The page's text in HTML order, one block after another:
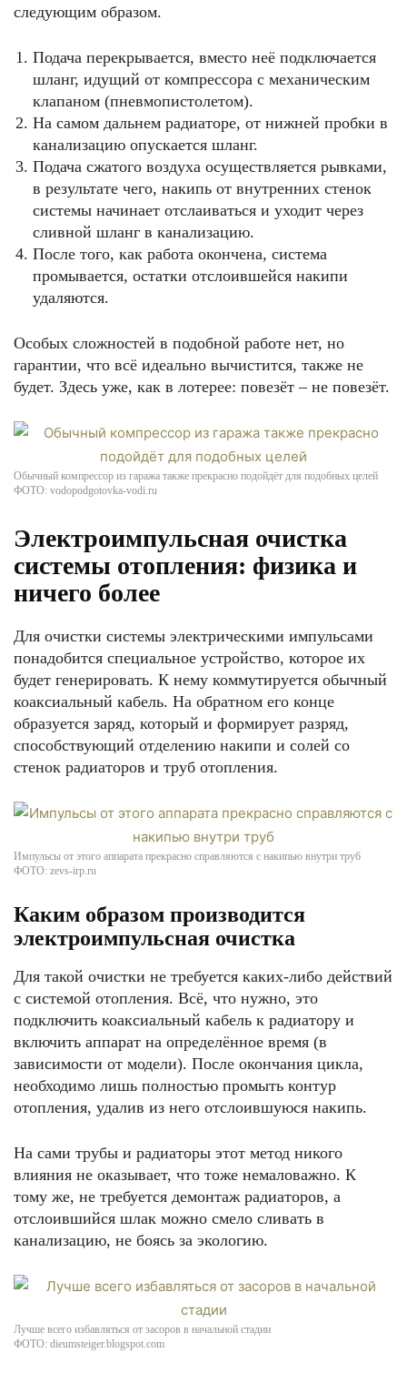
следующим образом.
Подача перекрывается, вместо неё подключается
шланг, идущий от компрессора с механическим
клапаном (пневмопистолетом).
На самом дальнем радиаторе, от нижней пробки в
канализацию опускается шланг.
Подача сжатого воздуха осуществляется рывками,
в результате чего, накипь от внутренних стенок
системы начинает отслаиваться и уходит через
сливной шланг в канализацию.
После того, как работа окончена, система
промывается, остатки отслоившейся накипи
удаляются.
Особых сложностей в подобной работе нет, но
гарантии, что всё идеально вычистится, также не
будет. Здесь уже, как в лотерее: повезёт – не повезёт.
Обычный компрессор из гаража также прекрасно подойдёт для подобных целей
ФОТО: vodopodgotovka-vodi.ru
Электроимпульсная очистка
системы отопления: физика и
ничего более
Для очистки системы электрическими импульсами
понадобится специальное устройство, которое их
будет генерировать. К нему коммутируется обычный
коаксиальный кабель. На обратном его конце
образуется заряд, который и формирует разряд,
способствующий отделению накипи и солей со
стенок радиаторов и труб отопления.
Импульсы от этого аппарата прекрасно справляются с накипью внутри труб
ФОТО: zevs-irp.ru
Каким образом производится
электроимпульсная очистка
Для такой очистки не требуется каких-либо действий
с системой отопления. Всё, что нужно, это
подключить коаксиальный кабель к радиатору и
включить аппарат на определённое время (в
зависимости от модели). После окончания цикла,
необходимо лишь полностью промыть контур
отопления, удалив из него отслоившуюся накипь.
На сами трубы и радиаторы этот метод никого
влияния не оказывает, что тоже немаловажно. К
тому же, не требуется демонтаж радиаторов, а
отслоившийся шлак можно смело сливать в
канализацию, не боясь за экологию.
Лучше всего избавляться от засоров в начальной стадии
ФОТО: dieumsteiger.blogspot.com